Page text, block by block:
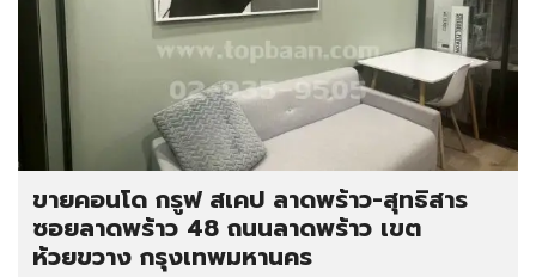
ขายคอนโด กรูฟ สเคป ลาดพร้าว-สุทธิสาร
ซอยลาดพร้าว 48 ถนนลาดพร้าว เขต
ห้วยขวาง กรุงเทพมหานคร